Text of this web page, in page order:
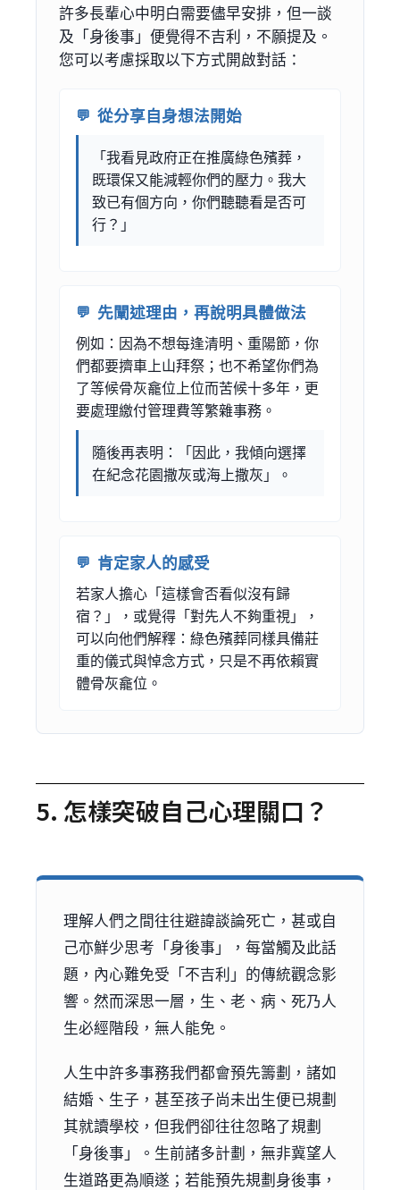
許多長輩心中明白需要儘早安排，但一談
及「身後事」便覺得不吉利，不願提及。
您可以考慮採取以下方式開啟對話：
從分享自身想法開始
「我看見政府正在推廣綠色殯葬，
既環保又能減輕你們的壓力。我大
致已有個方向，你們聽聽看是否可
行？」
先闡述理由，再說明具體做法
例如：因為不想每逢清明、重陽節，你
們都要擠車上山拜祭；也不希望你們為
了等候骨灰龕位上位而苦候十多年，更
要處理繳付管理費等繁雜事務。
隨後再表明：「因此，我傾向選擇
在紀念花園撒灰或海上撒灰」。
肯定家人的感受
若家人擔心「這樣會否看似沒有歸
宿？」，或覺得「對先人不夠重視」，
可以向他們解釋：綠色殯葬同樣具備莊
重的儀式與悼念方式，只是不再依賴實
體骨灰龕位。
5. 怎樣突破自己心理關口？
理解人們之間往往避諱談論死亡，甚或自
己亦鮮少思考「身後事」，每當觸及此話
題，內心難免受「不吉利」的傳統觀念影
響。然而深思一層，生、老、病、死乃人
生必經階段，無人能免。
人生中許多事務我們都會預先籌劃，諸如
結婚、生子，甚至孩子尚未出生便已規劃
其就讀學校，但我們卻往往忽略了規劃
「身後事」。生前諸多計劃，無非冀望人
生道路更為順遂；若能預先規劃身後事，